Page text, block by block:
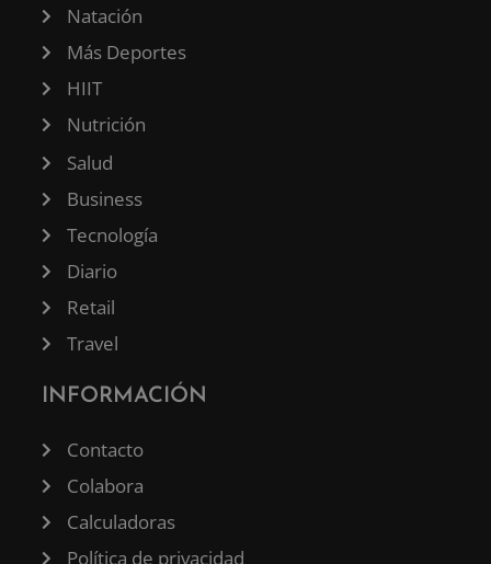
Natación
Más Deportes
HIIT
Nutrición
Salud
Business
Tecnología
Diario
Retail
Travel
INFORMACIÓN
Contacto
Colabora
Calculadoras
Política de privacidad